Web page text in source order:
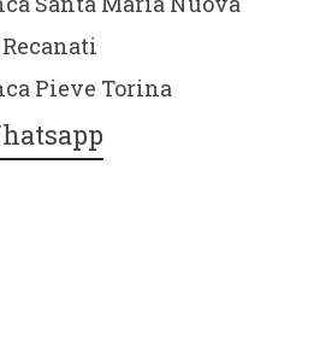
Pieve Torina